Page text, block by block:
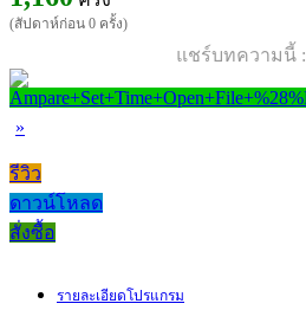
(สัปดาห์ก่อน 0 ครั้ง)
แชร์บทความนี้ :
»
รีวิว
ดาวน์โหลด
สั่งซื้อ
รายละเอียดโปรแกรม